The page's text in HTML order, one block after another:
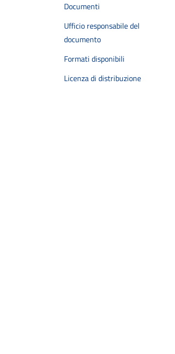
Documenti
Ufficio responsabile del
documento
Formati disponibili
Licenza di distribuzione